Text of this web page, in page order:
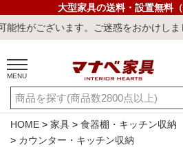
大型家具の送料・設置無料
迷惑をおかけしまして誠に申し訳ござ
MENU
ご利用ガイド 新規
店舗一覧 閲覧
よくある質問
HOME 家具
食器棚・キッチン収納
カウンター・キッチン収納